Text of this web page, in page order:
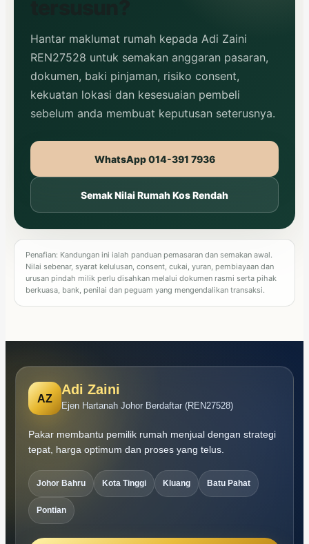
Hantar maklumat rumah kepada Adi Zaini
REN27528 untuk semakan anggaran pasaran,
dokumen, baki pinjaman, risiko consent,
kekuatan lokasi dan kesesuaian pembeli
sebelum anda membuat keputusan seterusnya.
WhatsApp 014-391 7936
Semak Nilai Rumah Kos Rendah
Penafian: Kandungan ini ialah panduan pemasaran dan semakan awal.
Nilai sebenar, syarat kelulusan, consent, cukai, yuran, pembiayaan dan
urusan pindah milik perlu disahkan melalui dokumen rasmi serta pihak
berkuasa, bank, penilai dan peguam yang mengendalikan transaksi.
AZ
Adi Zaini
Ejen Hartanah Johor Berdaftar (REN27528)
Pakar membantu pemilik rumah menjual dengan strategi
tepat, harga optimum dan proses yang telus.
Johor Bahru Kota Tinggi Kluang Batu Pahat
Pontian